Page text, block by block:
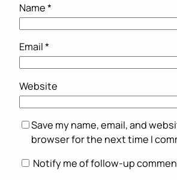
Name*
Email*
Website
Save my name, email, and
browser for the next time I
Notify me of follow-up